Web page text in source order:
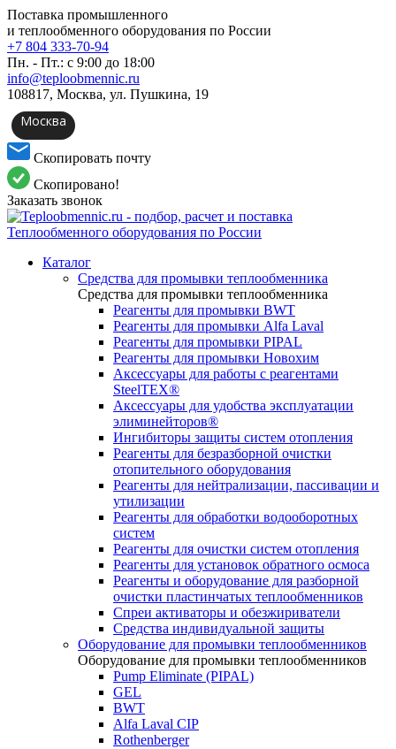
Поставка промышленного
и теплообменного оборудования по России
+7 804 333-70-94
Пн. - Пт.: с 9:00 до 18:00
info@teploobmennic.ru
108817, Москва, ул. Пушкина, 19
Москва
Скопировать почту
Скопировано!
Заказать звонок
Каталог
Средства для промывки теплообменника
Средства для промывки теплообменника
Реагенты для промывки BWT
Реагенты для промывки Alfa Laval
Реагенты для промывки PIPAL
Реагенты для промывки Новохим
Аксессуары для работы с реагентами
SteelTEX®
Аксессуары для удобства эксплуатации
элиминейторов®
Ингибиторы защиты систем отопления
Реагенты для безразборной очистки
отопительного оборудования
Реагенты для нейтрализации, пассивации и
утилизации
Реагенты для обработки водооборотных
систем
Реагенты для очистки систем отопления
Реагенты для установок обратного осмоса
Реагенты и оборудование для разборной
очистки пластинчатых теплообменников
Спреи активаторы и обезжириватели
Средства индивидуальной защиты
Оборудование для промывки теплообменников
Оборудование для промывки теплообменников
Pump Eliminate (PIPAL)
GEL
BWT
Alfa Laval CIP
Rothenberger